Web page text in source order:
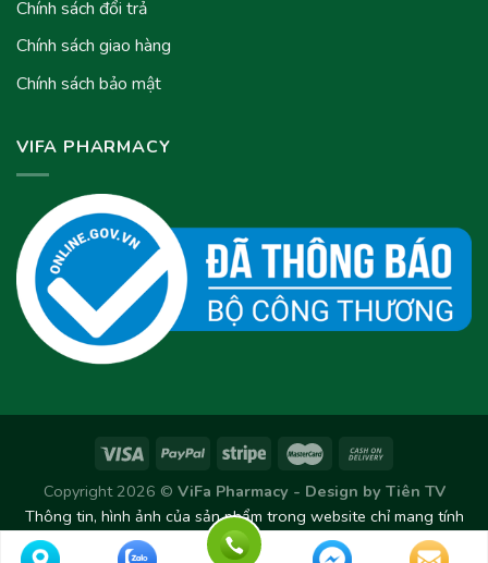
Chính sách đổi trả
Chính sách giao hàng
Chính sách bảo mật
VIFA PHARMACY
Copyright 2026 © ViFa Pharmacy - Design by Tiên TV
Thông tin, hình ảnh của sản phẩm trong website chỉ mang tính
chất tham khảo. Sản phẩm thực tế có thể thay đổi/chênh lệch